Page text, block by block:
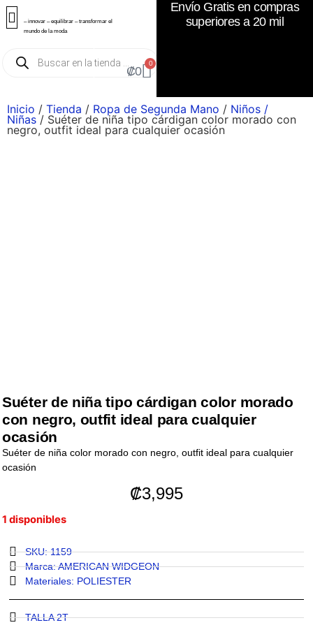
– innovar – equilibrar – transformar el
mundo de la moda
₡0
0
Envío Gratis en compras
superiores a 20 mil
Inicio / Tienda / Ropa de Segunda Mano / Niños /
Niñas / Suéter de niña tipo cárdigan color morado con
negro, outfit ideal para cualquier ocasión
Suéter de niña tipo cárdigan color morado
con negro, outfit ideal para cualquier
ocasión
Suéter de niña color morado con negro, outfit ideal para cualquier
ocasión
₡3,995
1 disponibles
SKU: 1159
Marca:AMERICAN WIDGEON
Materiales: POLIESTER
TALLA 2T